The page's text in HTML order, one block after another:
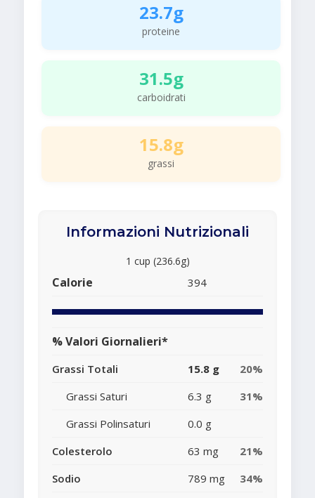
23.7g
proteine
31.5g
carboidrati
15.8g
grassi
Informazioni Nutrizionali
1 cup (236.6g)
Calorie 394
% Valori Giornalieri*
Grassi Totali 15.8 g
20%
Grassi Saturi
6.3 g
31%
Grassi Polinsaturi
0.0 g
Colesterolo
63 mg
21%
Sodio
789 mg
34%